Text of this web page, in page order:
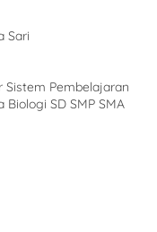
Sari
Pembelajaran
SD SMP SMA